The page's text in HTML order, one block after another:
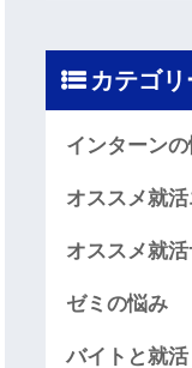
カテゴリ
インターン
オススメ就
オススメ就
ゼミの悩み
バイトと就活